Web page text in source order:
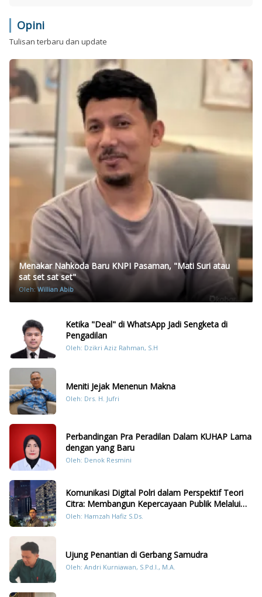
Opini
Tulisan terbaru dan update
Menakar Nahkoda Baru KNPI Pasaman, "Mati Suri atau
sat set sat set"
Oleh:Willian Abib
Ketika "Deal" di WhatsApp Jadi Sengketa di
Pengadilan
Oleh: Dzikri Aziz Rahman, S.H
Meniti Jejak Menenun Makna
Oleh: Drs. H. Jufri
Perbandingan Pra Peradilan Dalam KUHAP Lama
dengan yang Baru
Oleh: Denok Resmini
Komunikasi Digital Polri dalam Perspektif Teori
Citra: Membangun Kepercayaan Publik Melalui
Konten Humanis Kesiapsiagaan Bencana di
Oleh: Hamzah Hafiz S.Ds.
Ujung Penantian di Gerbang Samudra
Oleh: Andri Kurniawan, S.Pd.I., M.A.